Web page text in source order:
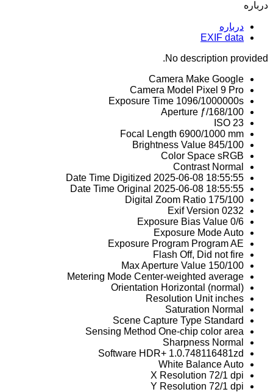
درباره
درباره
EXIF data
No description provided.
Camera Make Google
Camera Model Pixel 9 Pro
Exposure Time 1096/1000000s
Aperture ƒ/168/100
ISO 23
Focal Length 6900/1000 mm
Brightness Value 845/100
Color Space sRGB
Contrast Normal
Date Time Digitized 2025-06-08 18:55:55
Date Time Original 2025-06-08 18:55:55
Digital Zoom Ratio 175/100
Exif Version 0232
Exposure Bias Value 0/6
Exposure ModeAuto
Exposure Program Program AE
Flash Off, Did not fire
Max Aperture Value 150/100
Metering Mode Center-weighted average
Orientation Horizontal (normal)
Resolution Unit inches
Saturation Normal
Scene Capture Type Standard
Sensing Method One-chip color area
Sharpness Normal
Software HDR+ 1.0.748116481zd
White BalanceAuto
X Resolution 72/1 dpi
Y Resolution 72/1 dpi